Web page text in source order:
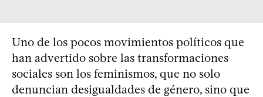
Uno de los pocos movimientos políticos que
han advertido sobre las transformaciones
sociales son los feminismos, que no solo
denuncian desigualdades de género, sino que